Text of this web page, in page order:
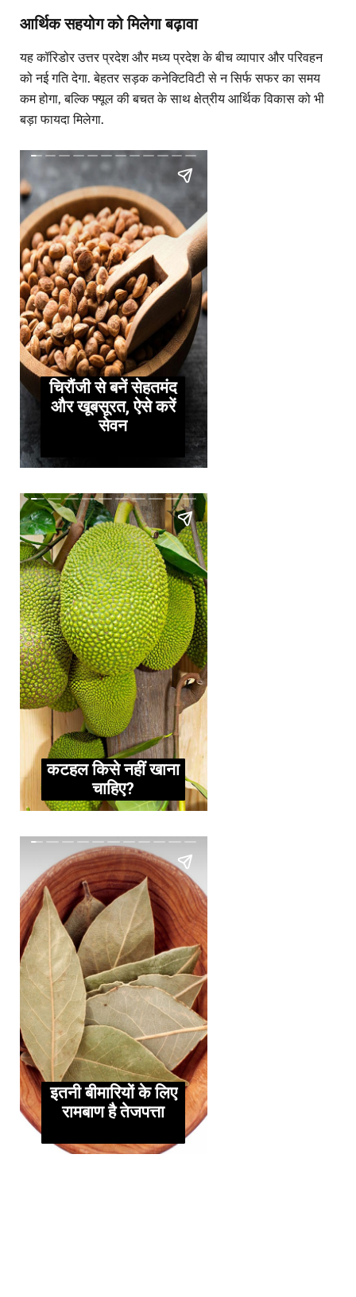
आर्थिक सहयोग को मिलेगा बढ़ावा
यह कॉरिडोर उत्तर प्रदेश और मध्य प्रदेश के बीच व्यापार और परिवहन
को नई गति देगा. बेहतर सड़क कनेक्टिविटी से न सिर्फ सफर का समय
कम होगा, बल्कि फ्यूल की बचत के साथ क्षेत्रीय आर्थिक विकास को भी
बड़ा फायदा मिलेगा.